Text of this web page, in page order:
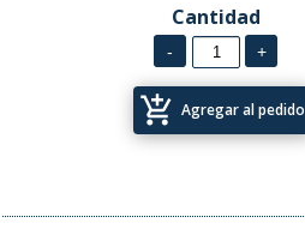
Cantidad
add_shopping_cart Agregar al pedido